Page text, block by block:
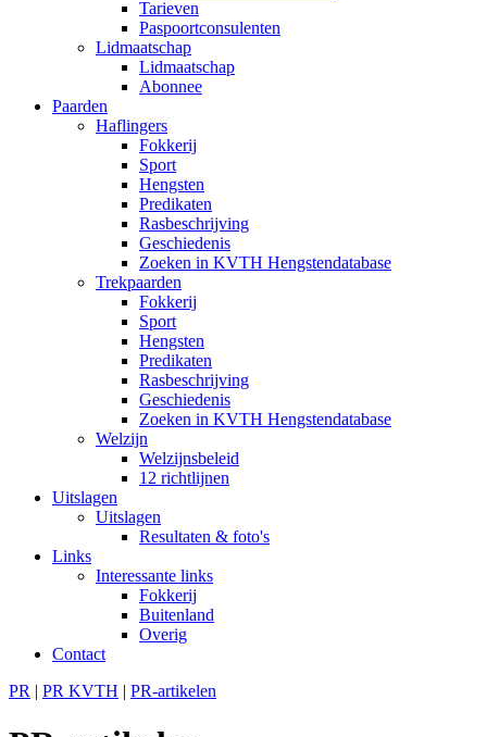
Tarieven
Paspoortconsulenten
Lidmaatschap
Lidmaatschap
Abonnee
Paarden
Haflingers
Fokkerij
Sport
Hengsten
Predikaten
Rasbeschrijving
Geschiedenis
Zoeken in KVTH Hengstendatabase
Trekpaarden
Fokkerij
Sport
Hengsten
Predikaten
Rasbeschrijving
Geschiedenis
Zoeken in KVTH Hengstendatabase
Welzijn
Welzijnsbeleid
12 richtlijnen
Uitslagen
Uitslagen
Resultaten & foto's
Links
Interessante links
Fokkerij
Buitenland
Overig
Contact
PR | PR KVTH | PR-artikelen